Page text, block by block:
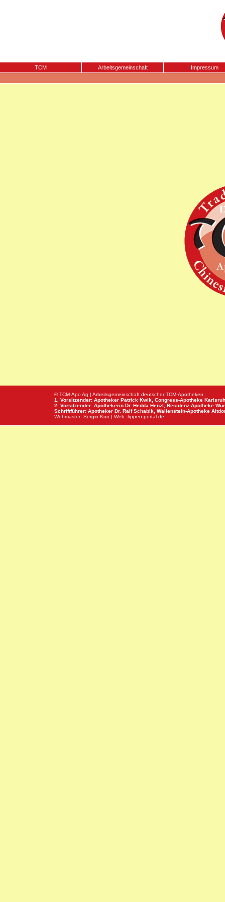
TCM Arbeitsgemeinschaft Impressum
© TCM-Apo Ag | Arbeitsgemeinschaft deutscher TCM-Apotheken
1. Vorsitzender: Apotheker Patrick Kwik, Congress-Apotheke
2. Vorsitzender: Apothekerin Dr. Hedda Henzl, Residenz Apotheke
Schriftführer: Apotheker Dr. Ralf Schabik, Wallenstein-Apotheke
Webmaster: Sergio Kuo | Web: tippen-portal.de